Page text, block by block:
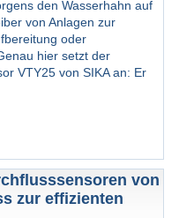
den Wasserhahn auf
von Anlagen zur
oder
hier setzt der
VTY25 von SIKA an: Er
von
zur effizienten